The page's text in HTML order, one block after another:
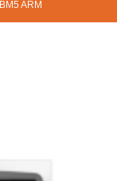
BM5 ARM